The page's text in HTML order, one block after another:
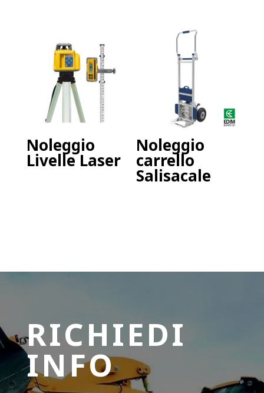
Noleggio
Livelle Laser
Noleggio
carrello
Salisacale
RICHIEDI
INFO